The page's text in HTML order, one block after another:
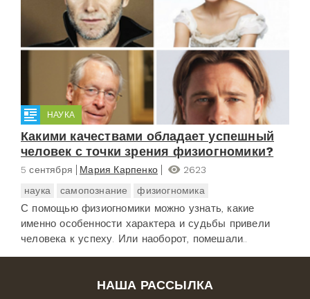
НАУКА
Какими качествами обладает успешный
человек с точки зрения физиогномики?
5 сентября Мария Карпенко
2623
наука
самопознание физиогномика
С помощью физиогномики можно узнать, какие
именно особенности характера и судьбы привели
человека к успеху. Или наоборот, помешали..
НАША РАССЫЛКА